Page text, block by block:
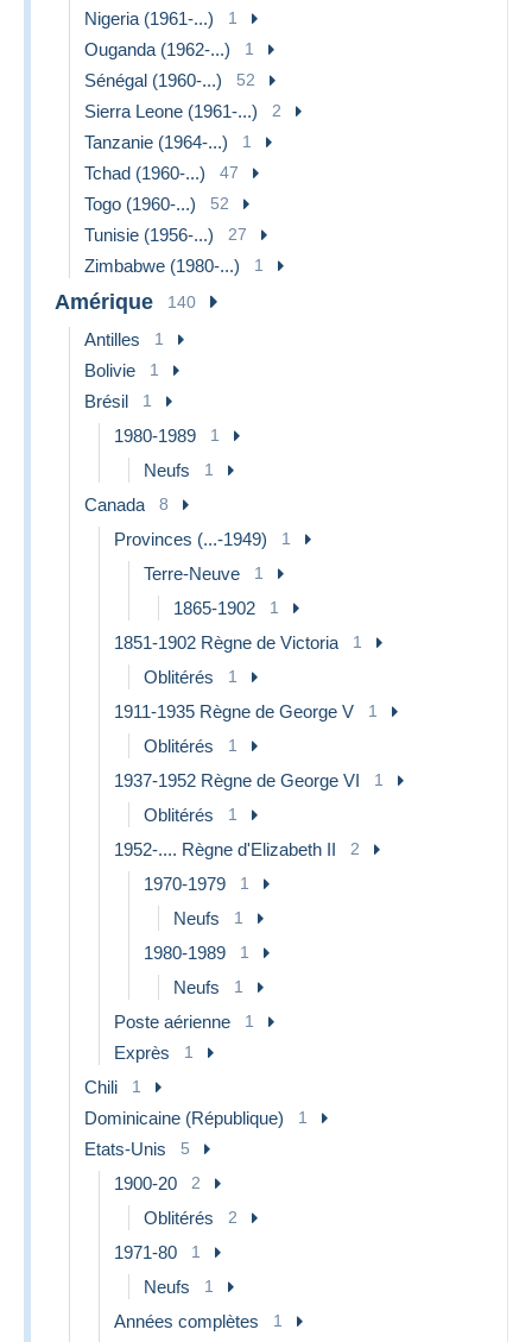
Nigeria (1961-...) 1
Ouganda (1962-...) 1
Sénégal (1960-...) 52
Sierra Leone (1961-...) 2
Tanzanie (1964-...) 1
Tchad (1960-...) 47
Togo (1960-...) 52
Tunisie (1956-...) 27
Zimbabwe (1980-...) 1
Amérique 140
Antilles 1
Bolivie 1
Brésil 1
1980-1989 1
Neufs 1
Canada 8
Provinces (...-1949) 1
Terre-Neuve 1
1865-1902 1
1851-1902 Règne de Victoria 1
Oblitérés 1
1911-1935 Règne de George V 1
Oblitérés 1
1937-1952 Règne de George VI 1
Oblitérés 1
1952-.... Règne d'Elizabeth II 2
1970-1979 1
Neufs 1
1980-1989 1
Neufs 1
Poste aérienne 1
Exprès 1
Chili 1
Dominicaine (République) 1
Etats-Unis 5
1900-20 2
Oblitérés 2
1971-80 1
Neufs 1
Années complètes 1